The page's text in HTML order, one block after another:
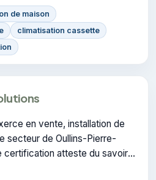
de maison
climatisation cassette
en vente, installation de
secteur de Oullins-Pierre-
certification atteste du savoir-